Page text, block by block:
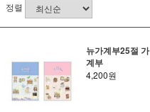
정렬
뉴가계부25절 가
계부
4,200원